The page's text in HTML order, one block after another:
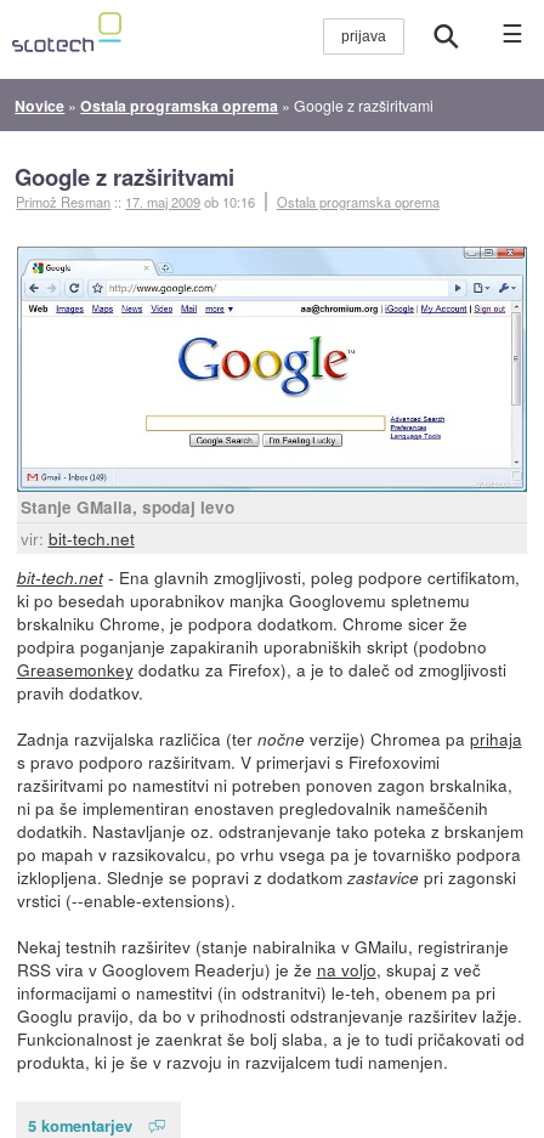
☰
Novice »Ostala programska oprema »Google z razširitvami
Google z razširitvami
Primož Resman :: 17. maj 2009ob 10:16 Ostala programska oprema
Stanje GMaila, spodaj levo
vir: bit-tech.net
bit-tech.net- Ena glavnih zmogljivosti, poleg podpore certifikatom,
ki po besedah uporabnikov manjka Googlovemu spletnemu
brskalniku Chrome, je podpora dodatkom. Chrome sicer že
podpira poganjanje zapakiranih uporabniških skript (podobno
Greasemonkeydodatku za Firefox), a je to daleč od zmogljivosti
pravih dodatkov.
Zadnja razvijalska različica (ter nočneverzije) Chromea pa prihaja
s pravo podporo razširitvam. V primerjavi s Firefoxovimi
razširitvami po namestitvi ni potreben ponoven zagon brskalnika,
ni pa še implementiran enostaven pregledovalnik nameščenih
dodatkih. Nastavljanje oz. odstranjevanje tako poteka z brskanjem
po mapah v razsikovalcu, po vrhu vsega pa je tovarniško podpora
izklopljena. Slednje se popravi z dodatkom zastavicepri zagonski
vrstici (--enable-extensions).
Nekaj testnih razširitev (stanje nabiralnika v GMailu, registriranje
RSS vira v Googlovem Readerju) je že na voljo, skupaj z več
informacijami o namestitvi (in odstranitvi) le-teh, obenem pa pri
Googlu pravijo, da bo v prihodnosti odstranjevanje razširitev lažje.
Funkcionalnost je zaenkrat še bolj slaba, a je to tudi pričakovati od
produkta, ki je še v razvoju in razvijalcem tudi namenjen.
5 komentarjev